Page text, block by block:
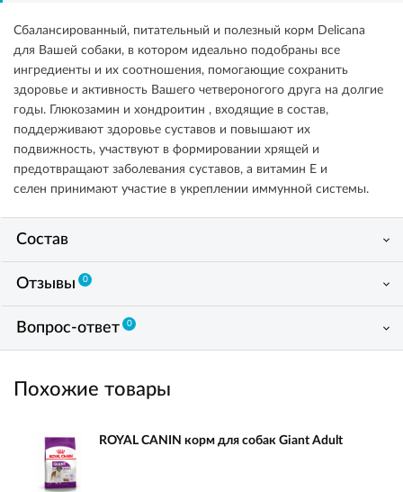
Сбалансированный, питательный и полезный корм Delicana
для Вашей собаки, в котором идеально подобраны все
ингредиенты и их соотношения, помогающие сохранить
здоровье и активность Вашего четвероногого друга на долгие
годы. Глюкозамин и хондроитин , входящие в состав,
поддерживают здоровье суставов и повышают их
подвижность, участвуют в формировании хрящей и
предотвращают заболевания суставов, а витамин Е и
селен принимают участие в укреплении иммунной системы.
Состав
Отзывы 0
Вопрос-ответ 0
Похожие товары
ROYAL CANIN корм для собак Giant Adult